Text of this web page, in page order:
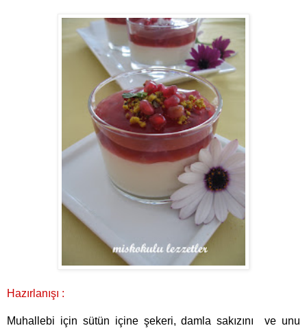
Hazırlanışı :
Muhallebi için sütün içine şekeri, damla sakızını ve unu